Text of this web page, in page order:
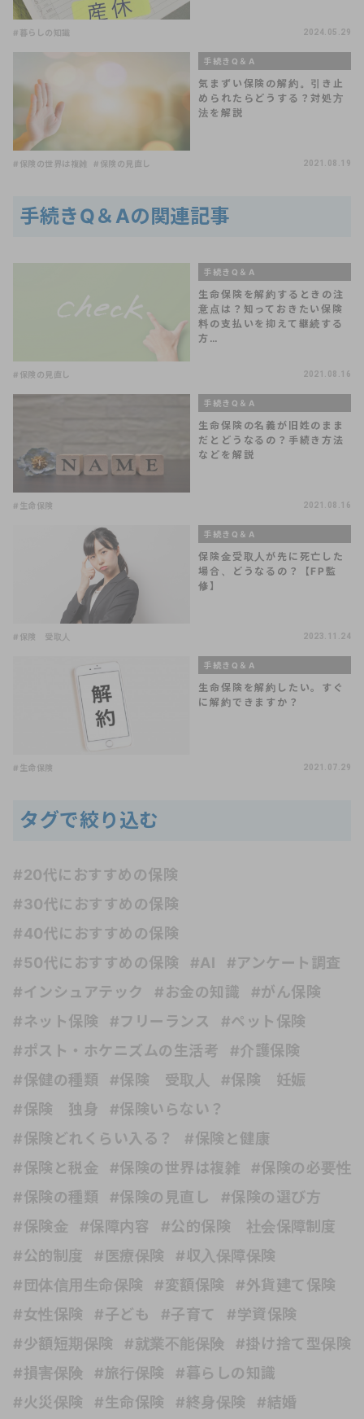
#暮らしの知識 2024.05.29
手続きQ＆A
気まずい保険の解約。引き止
められたらどうする？対処方
法を解説
#保険の世界は複雑 #保険の見直し 2021.08.19
手続きQ＆Aの関連記事
手続きQ＆A
生命保険を解約するときの注
意点は？知っておきたい保険
料の支払いを抑えて継続する
方…
#保険の見直し 2021.08.16
手続きQ＆A
生命保険の名義が旧姓のまま
だとどうなるの？手続き方法
などを解説
#生命保険 2021.08.16
手続きQ＆A
保険金受取人が先に死亡した
場合、どうなるの？【FP監
修】
#保険 受取人 2023.11.24
手続きQ＆A
生命保険を解約したい。すぐ
に解約できますか？
#生命保険 2021.07.29
タグで絞り込む
#20代におすすめの保険
#30代におすすめの保険
#40代におすすめの保険
#50代におすすめの保険
#AI
#アンケート調査
#インシュアテック
#お金の知識
#がん保険
#ネット保険
#フリーランス
#ペット保険
#ポスト・ホケニズムの生活考
#介護保険
#保健の種類
#保険 受取人
#保険 妊娠
#保険 独身
#保険いらない？
#保険どれくらい入る？
#保険と健康
#保険と税金
#保険の世界は複雑
#保険の必要性
#保険の種類
#保険の見直し
#保険の選び方
#保険金
#保障内容
#公的保険 社会保障制度
#公的制度
#医療保険
#収入保障保険
#団体信用生命保険
#変額保険
#外貨建て保険
#女性保険
#子ども #子育て
#学資保険
#少額短期保険
#就業不能保険
#掛け捨て型保険
#損害保険
#旅行保険
#暮らしの知識
#火災保険
#生命保険 #終身保険
#結婚